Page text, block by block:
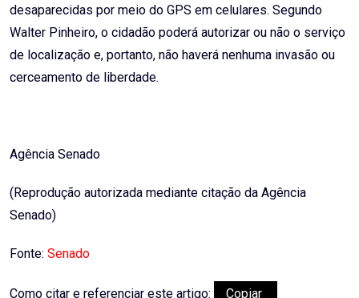
desaparecidas por meio do GPS em celulares. Segundo
Walter Pinheiro, o cidadão poderá autorizar ou não o serviço
de localização e, portanto, não haverá nenhuma invasão ou
cerceamento de liberdade.
Agência Senado
(Reprodução autorizada mediante citação da Agência
Senado)
Fonte: Senado
Como citar e referenciar este artigo:
Copiar